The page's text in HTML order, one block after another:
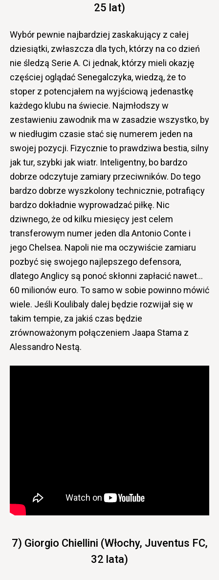
25 lat)
Wybór pewnie najbardziej zaskakujący z całej
dziesiątki, zwłaszcza dla tych, którzy na co dzień
nie śledzą Serie A. Ci jednak, którzy mieli okazję
częściej oglądać Senegalczyka, wiedzą, że to
stoper z potencjałem na wyjściową jedenastkę
każdego klubu na świecie. Najmłodszy w
zestawieniu zawodnik ma w zasadzie wszystko, by
w niedługim czasie stać się numerem jeden na
swojej pozycji. Fizycznie to prawdziwa bestia, silny
jak tur, szybki jak wiatr. Inteligentny, bo bardzo
dobrze odczytuje zamiary przeciwników. Do tego
bardzo dobrze wyszkolony technicznie, potrafiący
bardzo dokładnie wyprowadzać piłkę. Nic
dziwnego, że od kilku miesięcy jest celem
transferowym numer jeden dla Antonio Conte i
jego Chelsea. Napoli nie ma oczywiście zamiaru
pozbyć się swojego najlepszego defensora,
dlatego Anglicy są ponoć skłonni zapłacić nawet…
60 milionów euro. To samo w sobie powinno mówić
wiele. Jeśli Koulibaly dalej będzie rozwijał się w
takim tempie, za jakiś czas będzie
zrównoważonym połączeniem Jaapa Stama z
Alessandro Nestą.
7) Giorgio Chiellini (Włochy, Juventus FC,
32 lata)